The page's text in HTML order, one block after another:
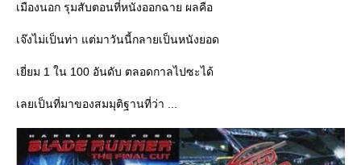
เมืองนอก รุมสับตอนที่หนังออกฉาย ผลคือ
เจ๊งไม่เป็นท่า แต่มาวันนี้กลายเป็นหนังยอด
เยี่ยม 1 ใน 100 อันดับ ตลอดกาลไปซะได้
เลยเป็นที่มาของสมมุติฐานที่ว่า ...